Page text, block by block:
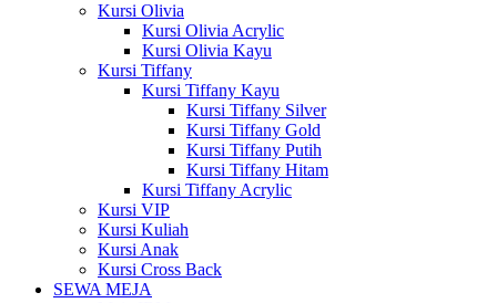
Kursi Olivia
Kursi Olivia Acrylic
Kursi Olivia Kayu
Kursi Tiffany
Kursi Tiffany Kayu
Kursi Tiffany Silver
Kursi Tiffany Gold
Kursi Tiffany Putih
Kursi Tiffany Hitam
Kursi Tiffany Acrylic
Kursi VIP
Kursi Kuliah
Kursi Anak
Kursi Cross Back
SEWA MEJA